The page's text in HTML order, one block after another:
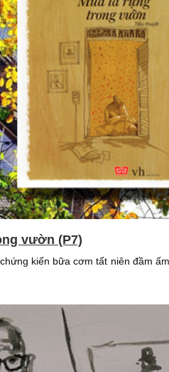
vườn (P7)
kiến bữa cơm tất niên đầm